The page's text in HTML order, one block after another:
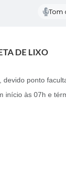
Tom
DE LIXO
ponto
início às 07h e